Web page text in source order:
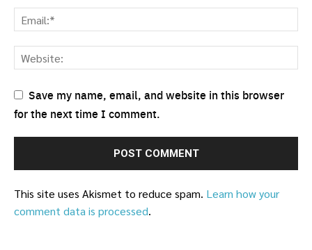
Save my name, email, and website in this browser
for the next time I comment.
This site uses Akismet to reduce spam. Learn how your
comment data is processed.